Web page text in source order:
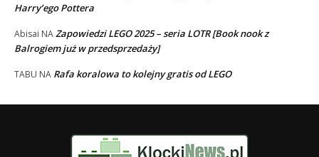
Harry’ego Pottera
Abisai NAZapowiedzi LEGO 2025 – seria LOTR [Book nook z
Balrogiem już w przedsprzedaży]
TABU NA Rafa koralowa to kolejny gratis od LEGO